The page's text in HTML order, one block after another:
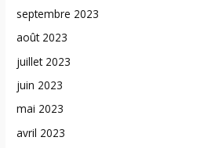
septembre 2023
août 2023
juillet 2023
juin 2023
mai 2023
avril 2023